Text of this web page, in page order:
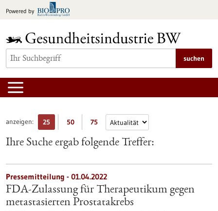
Inhalt
Powered by
suchen
anzeigen: 25 50 75
Ihre Suche ergab folgende Treffer:
Pressemitteilung - 01.04.2022
FDA-Zulassung für Therapeutikum gegen
metastasierten Prostatakrebs